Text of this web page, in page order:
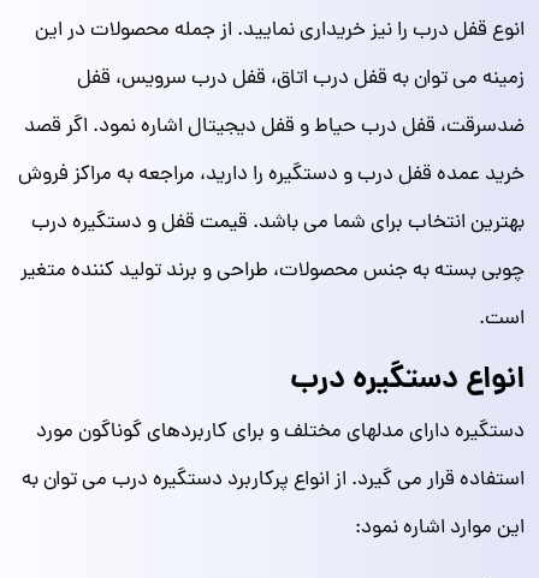
انوع قفل درب را نیز خریداری نمایید. از جمله محصولات در این
زمینه می توان به قفل درب اتاق، قفل درب سرویس، قفل
ضدسرقت، قفل درب حیاط و قفل دیجیتال اشاره نمود. اگر قصد
خرید عمده قفل درب و دستگیره را دارید، مراجعه به مراکز فروش
بهترین انتخاب برای شما می باشد. قیمت قفل و دستگیره درب
چوبی بسته به جنس محصولات، طراحی و برند تولید کننده متغیر
است.
انواع دستگیره درب
دستگیره دارای مدلهای مختلف و برای کاربردهای گوناگون مورد
استفاده قرار می گیرد. از انواع پرکاربرد دستگیره درب می توان به
این موارد اشاره نمود: